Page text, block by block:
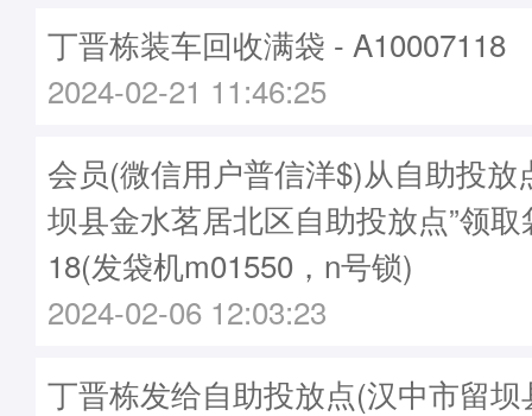
丁晋栋装车回收满袋 - A10007118
2024-02-21 11:46:25
会员(微信用户普信洋$)从自助投放
坝县金水茗居北区自助投放点”领
18(发袋机m01550，n号锁)
2024-02-06 12:03:23
丁晋栋发给自助投放点(汉中市留